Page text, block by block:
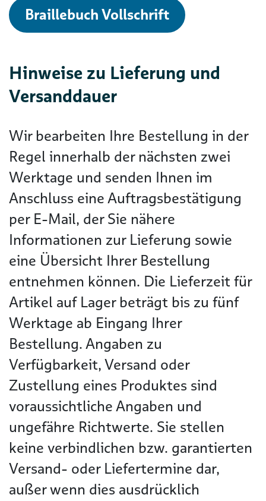
Braillebuch Vollschrift
Hinweise zu Lieferung und
Versanddauer
Wir bearbeiten Ihre Bestellung in der
Regel innerhalb der nächsten zwei
Werktage und senden Ihnen im
Anschluss eine Auftragsbestätigung
per E-Mail, der Sie nähere
Informationen zur Lieferung sowie
eine Übersicht Ihrer Bestellung
entnehmen können. Die Lieferzeit für
Artikel auf Lager beträgt bis zu fünf
Werktage ab Eingang Ihrer
Bestellung. Angaben zu
Verfügbarkeit, Versand oder
Zustellung eines Produktes sind
voraussichtliche Angaben und
ungefähre Richtwerte. Sie stellen
keine verbindlichen bzw. garantierten
Versand- oder Liefertermine dar,
außer wenn dies ausdrücklich